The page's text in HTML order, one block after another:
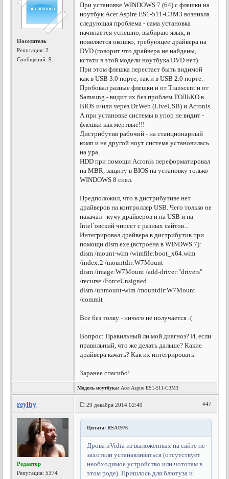
Посетитель
Репутация:2
Сообщений: 9
При установке WINDOWS 7 (64) с флешки на
ноутбук Acer Aspire ES1-511-C3M3 возникла
следующая проблема - сама установка
начинается успешно, выбираю язык, и
появляется окошко, требующее драйвера на
DVD (говорит что драйвера не найдены,
кстати в этой модели ноутбука DVD нет).
При этом флешка перестает быть видимой
как в USB 3.0 порте, так и в USB 2.0 порте.
Пробовал разные флешки и от Transcent и от
Samsung - видит их без проблем ТОЛЬКО в
BIOS и/или через Dr.Web (LiveUSB) и Acronis.
А при установке системы в упор не видит -
флешки как мертвые!!!
Дистрибутив рабочий - на станционарный
комп и на другой ноут система установилась
на ура.
HDD при помощи Acronis переформатировал
на MBR, защиту в BIOS на установку только
WINDOWS 8 снял.
Предположил, что в дистрибутиве нет
драйверов на контроллер USB. Чего только не
накачал - кучу драйверов и на USB и на
Intel`овский чипсет с разных сайтов...
Интегрировал драйвера в дистрибутив при
помощи dism.exe (встроена в WINDWS 7):
dism /mount-wim /wimfile:boot_x64.wim
/index:2 /mountdir:W7Mount
dism /image:W7Mount /add-driver:"drivers"
/recurse /ForceUnsigned
dism /unmount-wim /mountdir:W7Mount
/commit
Все без толку - ничего не получается :(
Вопрос: Правильный ли мой диагноз? И, если
правильный, что же делать дальше? Какие
драйвера качать? Как их интегрировать
Заранее спасибо!
Модель ноутбука: Acer Aspire ES1-511-C3M3
reylby 29 декабря 2014 02:49 #47
Редактор
Репутация:5374
Цитата: RSA1976
Дрова nVidia из выложенных на сайте не
захотели устанавливаться (отсутствует
необходимое устройство или чототам в
этом роде). Пришлось для блютуза и